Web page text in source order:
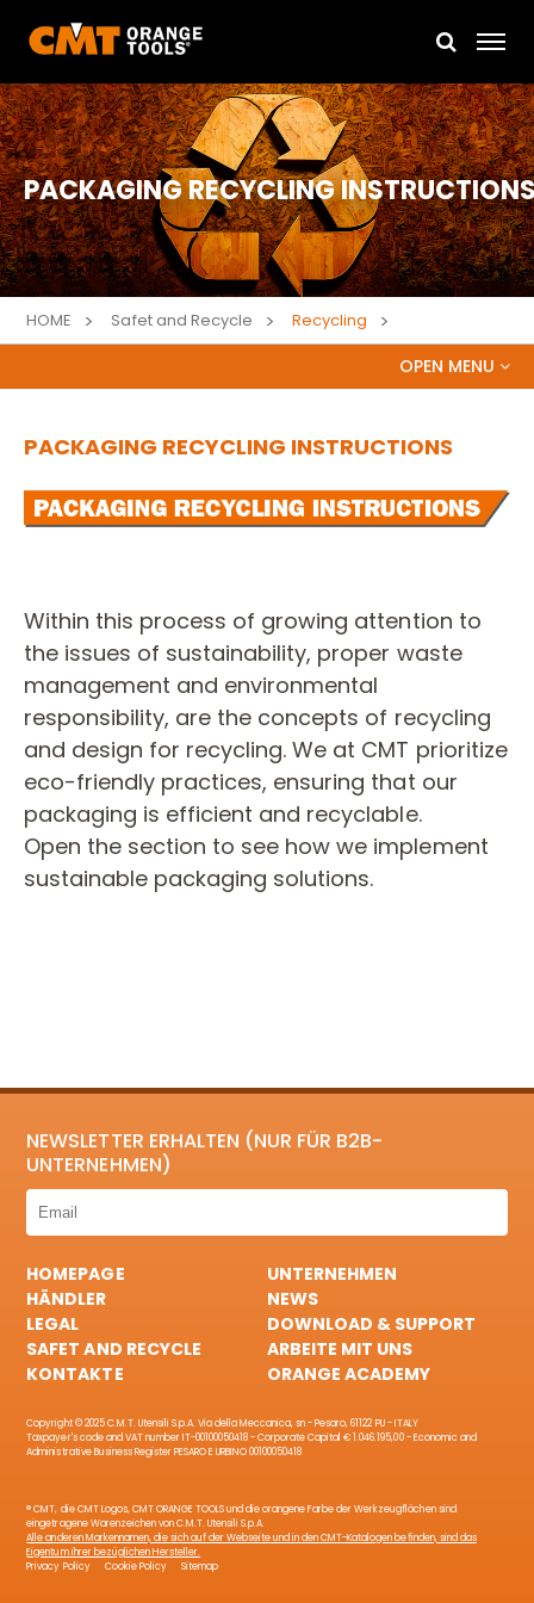
PACKAGING RECYCLING
HOME Safet and Recycle Recycling
OPEN MENU
SICHERHEITSDATENBLÄTTER UND STOFFKLASSIFIZIERUNG
SAFETY GATE (GPSR)
PACKAGING RECYCLING INSTRUCTIONS
Within this process of growing attention to
the issues of sustainability, proper waste
management and environmental
responsibility, are the concepts of recycling
and design for recycling.We at CMT prioritize
eco-friendly practices, ensuring that our
packaging is efficient and recyclable.
Open the section to see how we implement
sustainable packaging solutions.
NEWSLETTER ERHALTEN (NUR FÜR B2B-
UNTERNEHMEN)
HOMEPAGE
UNTERNEHMEN
HÄNDLER
NEWS
LEGAL
DOWNLOAD & SUPPORT
SAFET AND RECYCLE
ARBEITE MIT UNS
KONTAKTE
ORANGE ACADEMY
Copyright © 2025 C.M.T. Utensili S.p.A. Via della Meccanica, sn - Pesaro, 61122 PU - ITALY
Taxpayer's code and VAT number IT-00100050418 - Corporate Capital € 1.046.195,00 - Economic and
Administrative Business Register PESARO E URBINO 00100050418
® CMT, die CMT Logos, CMT ORANGE TOOLS und die orangene Farbe der Werkzeugflächen sind
eingetragene Warenzeichen von C.M.T. Utensili S.p.A.
Alle anderen Markennamen, die sich auf der Webseite und in den CMT-Katalogen befinden, sind das
Eigentum ihrer bezüglichen Hersteller.
Privacy Policy
Cookie Policy Sitemap